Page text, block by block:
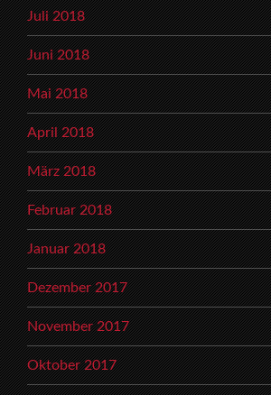
Juli 2018
Juni 2018
Mai 2018
April 2018
März 2018
Februar 2018
Januar 2018
Dezember 2017
November 2017
Oktober 2017